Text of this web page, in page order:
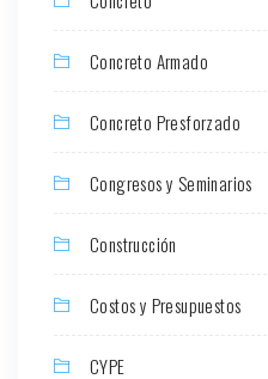
Concreto Armado
Concreto Presforzado
Congresos y Seminarios
Construcción
Costos y Presupuestos
CYPE